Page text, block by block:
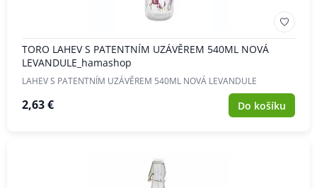
TORO LAHEV S PATENTNÍM UZÁVĚREM 540ML NOVÁ
LEVANDULE_hamashop
LAHEV S PATENTNÍM UZÁVĚREM 540ML NOVÁ LEVANDULE
2,63 € Do košíku